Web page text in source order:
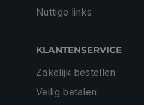
Nuttige links
KLANTENSERVICE
Zakelijk bestellen
Veilig betalen